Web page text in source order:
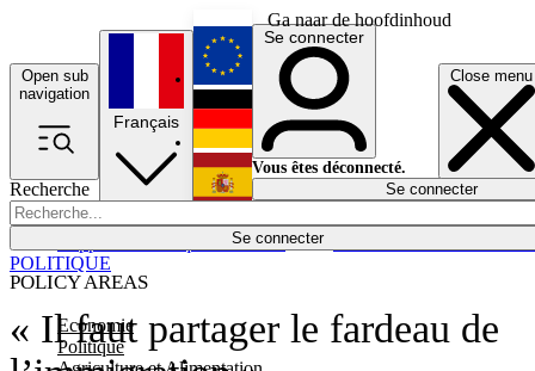
Ga naar de hoofdinhoud
Open sub
navigation
Close menu
Recherche
Se connecter
POLICY AREAS
Economie
Politique
Économie
Français
English
Deutsch
Español
Se connecter
Vous êtes déconnecté.
Se connecter
« Il faut partager le fardeau de
POLITIQUE